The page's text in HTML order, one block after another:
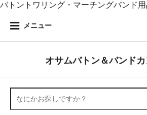
バトントワリング・マーチングバンド
メニュー
オサムバトン＆バンド